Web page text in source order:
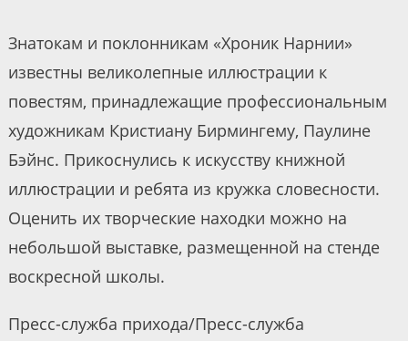
Знатокам и поклонникам «Хроник Нарнии»
известны великолепные иллюстрации к
повестям, принадлежащие профессиональным
художникам Кристиану Бирмингему, Паулине
Бэйнс. Прикоснулись к искусству книжной
иллюстрации и ребята из кружка словесности.
Оценить их творческие находки можно на
небольшой выставке, размещенной на стенде
воскресной школы.
Пресс-служба прихода/Пресс-служба